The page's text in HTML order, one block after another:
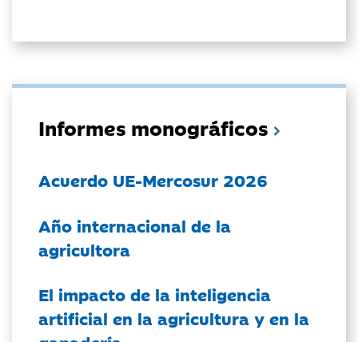
Informes monográficos
Acuerdo UE-Mercosur 2026
Año internacional de la
agricultora
El impacto de la inteligencia
artificial en la agricultura y en la